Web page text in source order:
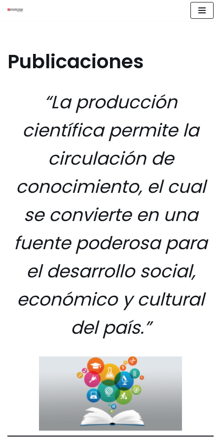
Publicaciones
“La producción
científica permite la
circulación de
conocimiento, el cual
se convierte en una
fuente poderosa para
el desarrollo social,
económico y cultural
del país.”